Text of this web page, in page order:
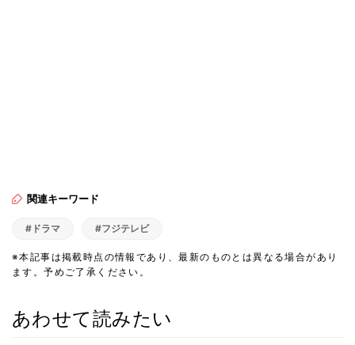
関連キーワード
#ドラマ #フジテレビ
※本記事は掲載時点の情報であり、最新のものとは異なる場合があり
ます。予めご了承ください。
あわせて読みたい